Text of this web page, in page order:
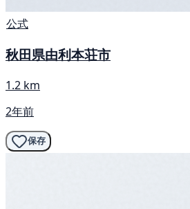
公式
秋田県由利本荘市
1.2 km
2年前
保存